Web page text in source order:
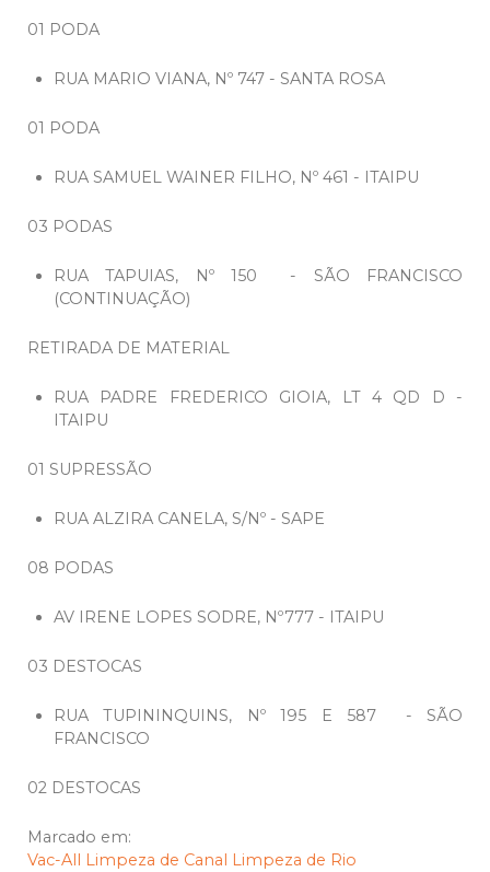
01 PODA
RUA MARIO VIANA, Nº 747 - SANTA ROSA
01 PODA
RUA SAMUEL WAINER FILHO, Nº 461 - ITAIPU
03 PODAS
RUA TAPUIAS, Nº 150 - SÃO FRANCISCO
(CONTINUAÇÃO)
RETIRADA DE MATERIAL
RUA PADRE FREDERICO GIOIA, LT 4 QD D -
ITAIPU
01 SUPRESSÃO
RUA ALZIRA CANELA, S/Nº - SAPE
08 PODAS
AV IRENE LOPES SODRE, Nº777 - ITAIPU
03 DESTOCAS
RUA TUPININQUINS, Nº 195 E 587 - SÃO
FRANCISCO
02 DESTOCAS
Marcado em:
Vac-All
Limpeza de Canal Limpeza de Rio